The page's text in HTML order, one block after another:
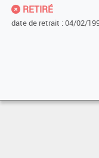
RETIRÉ
date de retrait : 04/02/